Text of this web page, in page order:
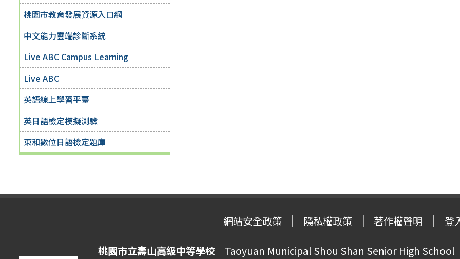
桃園市教育發展資源入口網
中文能力雲端診斷系統
Live ABC Campus Learning
Live ABC
英語線上學習平臺
英日語檢定模擬測驗
東和數位日語檢定題庫
網站安全政策 隱私權政策 著作權聲明 登
桃園市立壽山高級中等學校 Taoyuan Municipal Shou Shan Senior High School